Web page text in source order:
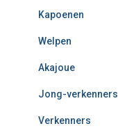
Kapoenen
Welpen
Akajoue
Jong-verkenners
Verkenners